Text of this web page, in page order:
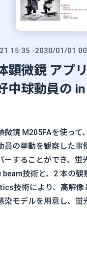
15:35 -2030/01/01
顕微鏡 アプ
中球動員の
微鏡 M205FAを使っ
員の挙動を観察した事
ーすることができ、
beam技術と、2 本の
技術により、高解像
染モデルを用意し、